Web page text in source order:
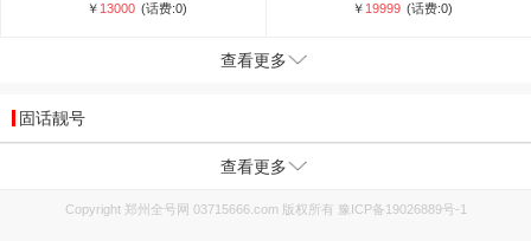
￥ 13000 (话费:0)
￥ 19999 (话费:0)
查看更多
固话靓号
查看更多
Copyright 郑州全号网 03715666.com 版权所有 豫ICP备19026889号-1